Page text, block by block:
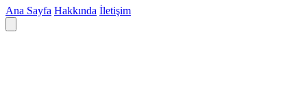
Ana Sayfa Hakkında İletişim